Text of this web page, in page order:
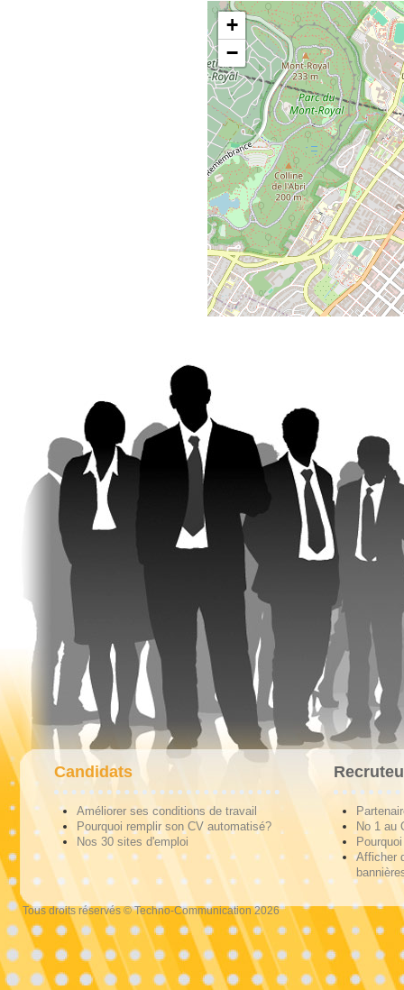
+
−
Candidats
Améliorer ses conditions de travail
Pourquoi remplir son CV automatisé?
Nos 30 sites d'emploi
No 1 au
Afficher
Tous droits réservés © Techno-Communication 2026